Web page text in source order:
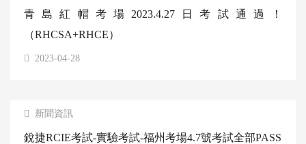
青島紅帽考場2023.4.27日考試通過！
（RHCSA+RHCE）
2023-04-28
新聞資訊
銳捷RCIE考試-實驗考試-福州考場4.7號考試全部PASS